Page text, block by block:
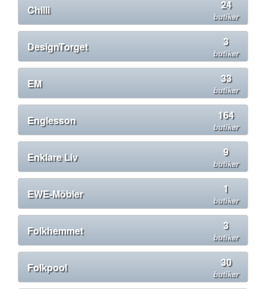
Chilli 24
butiker
DesignTorget 3
butiker
EM 33
butiker
Englesson 164
butiker
Enklare Liv 9
butiker
EWE-Möbler 1
butiker
Folkhemmet 3
butiker
Folkpool 30
butiker